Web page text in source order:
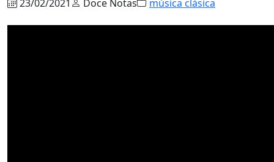
23/02/2021 Doce Notas música clásica